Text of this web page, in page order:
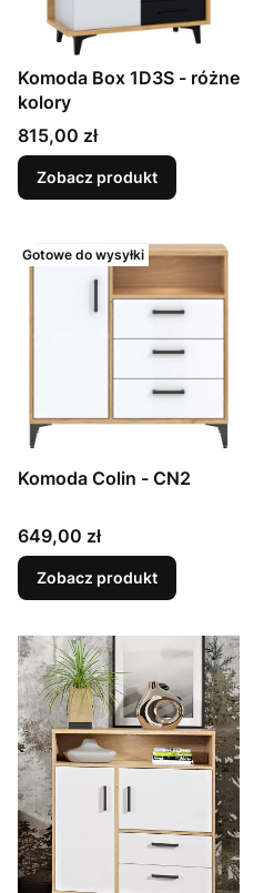
Komoda Box 1D3S - różne
kolory
Cena
815,00 zł
Zobacz produkt
Gotowe do wysyłki
Komoda Colin - CN2
Cena
649,00 zł
Zobacz produkt